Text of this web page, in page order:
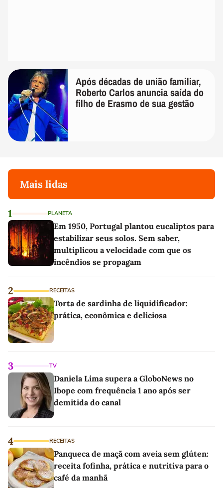
Após décadas de união familiar,
Roberto Carlos anuncia saída do
filho de Erasmo de sua gestão
Mais lidas
1 PLANETA
Em 1950, Portugal plantou eucaliptos para
estabilizar seus solos. Sem saber,
multiplicou a velocidade com que os
incêndios se propagam
2 RECEITAS
Torta de sardinha de liquidificador:
prática, econômica e deliciosa
3 TV
Daniela Lima supera a GloboNews no
Ibope com frequência 1 ano após ser
demitida do canal
4 RECEITAS
Panqueca de maçã com aveia sem glúten:
receita fofinha, prática e nutritiva para o
café da manhã